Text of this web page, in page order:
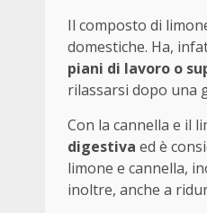
Il composto di
domestiche. Ha,
piani di lavoro o
rilassarsi dopo una
Con la cannella e il
digestiva ed è
limone e cannella,
inoltre, anche a